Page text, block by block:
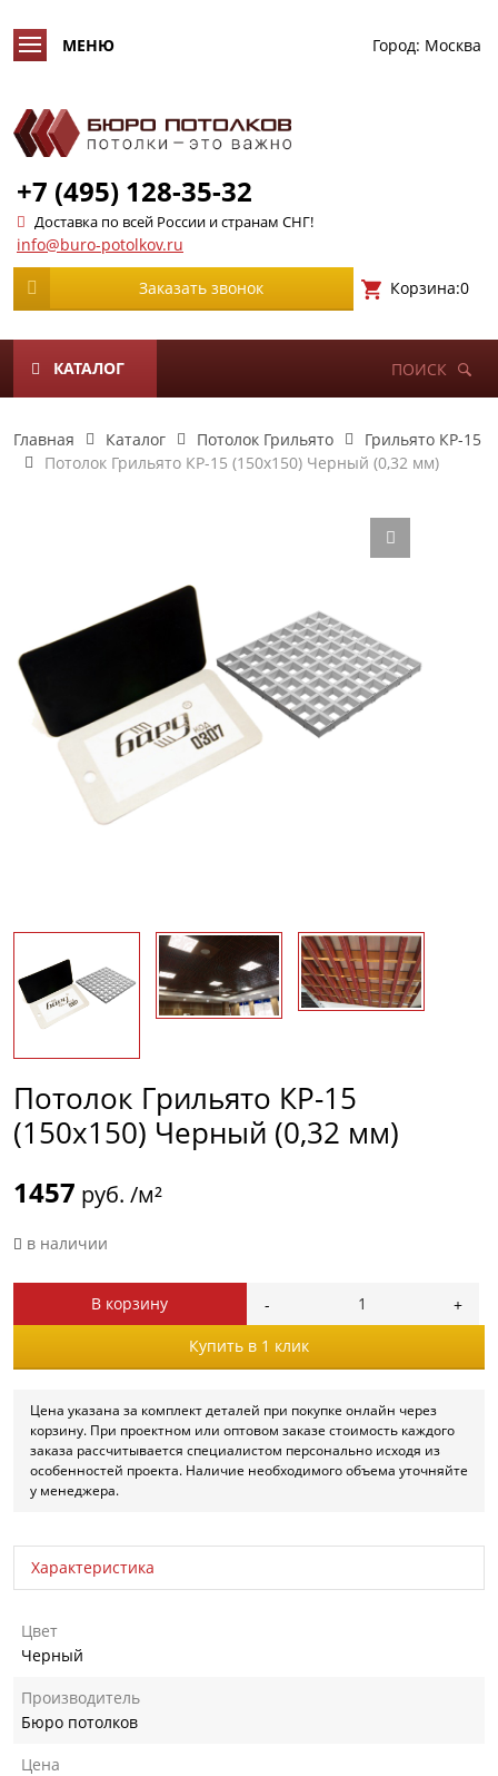
Город: Москва
+7 (495) 128-35-32
Доставка по всей России и странам СНГ!
info@buro-potolkov.ru
Заказать звонок Корзина:0
КАТАЛОГ ПОИСК
Главная Каталог Потолок Грильято
Грильято КР-15
Потолок Грильято КР-15 (150х150) Черный (0,32 мм)
Потолок Грильято КР-15
(150х150) Черный (0,32 мм)
1457 руб. /м²
в наличии
В корзину
Купить в 1 клик
Цена указана за комплект деталей при покупке онлайн через
корзину. При проектном или оптовом заказе стоимость каждого
заказа рассчитывается специалистом персонально исходя из
особенностей проекта. Наличие необходимого объема уточняйте
у менеджера.
Характеристика
Цвет
Черный
Производитель
Бюро потолков
Цена